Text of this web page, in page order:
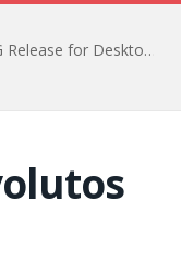
Clockwork Revolution Crack Status GOG Release for Desktop Reddit